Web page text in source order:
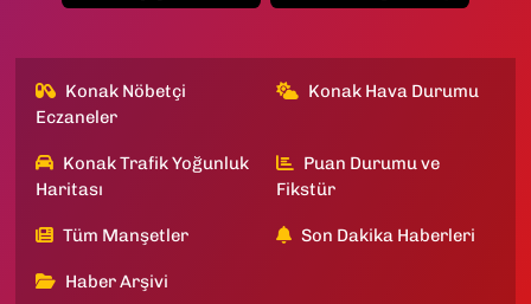
Konak Nöbetçi
Eczaneler
Konak Hava Durumu
Konak Trafik Yoğunluk
Haritası
Puan Durumu ve
Fikstür
Tüm Manşetler Son Dakika Haberleri
Haber Arşivi